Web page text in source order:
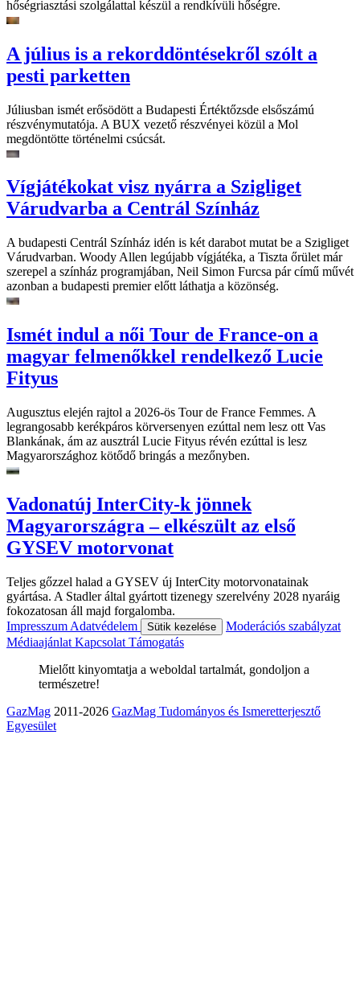
hőségriasztási szolgálattal készül a rendkívüli hőségre.
A július is a rekorddöntésekről szólt a
pesti parketten
Júliusban ismét erősödött a Budapesti Értéktőzsde elsőszámú
részvénymutatója. A BUX vezető részvényei közül a Mol
megdöntötte történelmi csúcsát.
Vígjátékokat visz nyárra a Szigliget
Várudvarba a Centrál Színház
A budapesti Centrál Színház idén is két darabot mutat be a Szigliget
Várudvarban. Woody Allen legújabb vígjátéka, a Tiszta őrület már
szerepel a színház programjában, Neil Simon Furcsa pár című művét
azonban a budapesti premier előtt láthatja a közönség.
Ismét indul a női Tour de France-on a
magyar felmenőkkel rendelkező Lucie
Fityus
Augusztus elején rajtol a 2026-ös Tour de France Femmes. A
legrangosabb kerékpáros körversenyen ezúttal nem lesz ott Vas
Blankának, ám az ausztrál Lucie Fityus révén ezúttal is lesz
Magyarországhoz kötődő bringás a mezőnyben.
Vadonatúj InterCity-k jönnek
Magyarországra – elkészült az első
GYSEV motorvonat
Teljes gőzzel halad a GYSEV új InterCity motorvonatainak
gyártása. A Stadler által gyártott tizenegy szerelvény 2028 nyaráig
fokozatosan áll majd forgalomba.
Impresszum Adatvédelem Sütik kezelése
Moderációs szabályzat
Médiaajánlat Kapcsolat Támogatás
Mielőtt kinyomtatja a weboldal tartalmát, gondoljon a
természetre!
GazMag 2011-2026 GazMag Tudományos és Ismeretterjesztő
Egyesület